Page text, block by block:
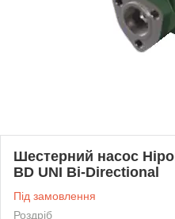
Шестерний насос
BD UNI Bi-Directional
Під замовлення
Роздріб